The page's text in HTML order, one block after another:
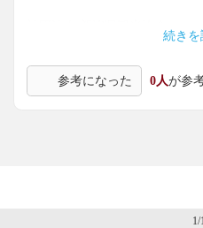
TEL 025-280-5254／025-283-
パンフレットのご請求はこちら
http://www.niigata-kankou.or.jp/
続きを
参考になった 0人が参
1/